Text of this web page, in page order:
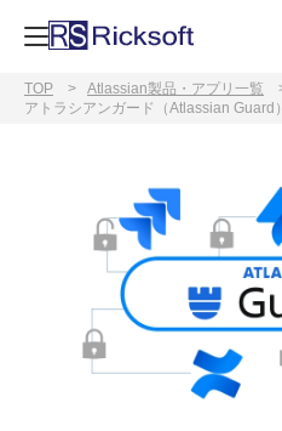
TOP
Atlassian製品・アプリ一覧
アトラシアンガード（Atlassian Guard）